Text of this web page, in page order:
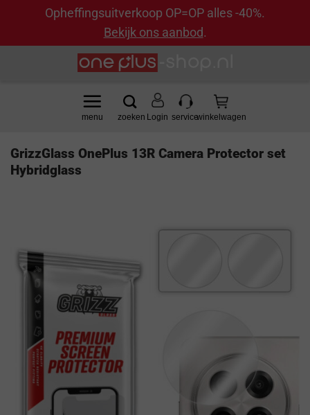
Opheffingsuitverkoop OP=OP alles -40%.
Bekijk ons aanbod.
Login
GrizzGlass OnePlus 13R Camera Protector set
Hybridglass